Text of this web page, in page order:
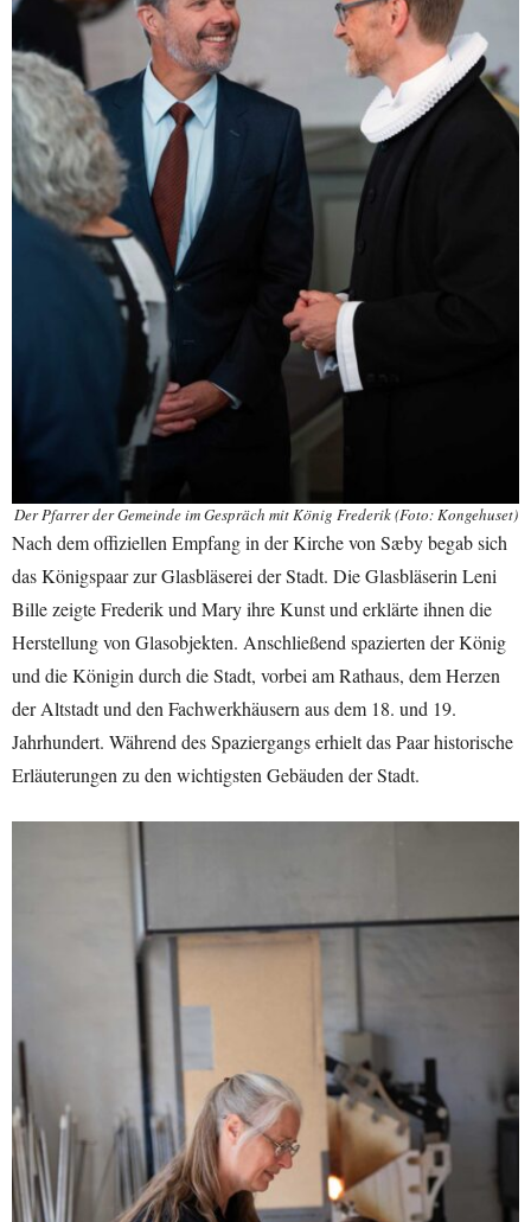
Der Pfarrer der Gemeinde im Gespräch mit König Frederik (Foto: Kongehuset)
Nach dem offiziellen Empfang in der Kirche von Sæby begab sich
das Königspaar zur Glasbläserei der Stadt. Die Glasbläserin Leni
Bille zeigte Frederik und Mary ihre Kunst und erklärte ihnen die
Herstellung von Glasobjekten. Anschließend spazierten der König
und die Königin durch die Stadt, vorbei am Rathaus, dem Herzen
der Altstadt und den Fachwerkhäusern aus dem 18. und 19.
Jahrhundert. Während des Spaziergangs erhielt das Paar historische
Erläuterungen zu den wichtigsten Gebäuden der Stadt.